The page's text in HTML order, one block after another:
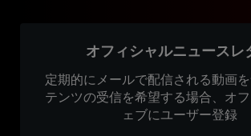
オフィシャルニュースレ
定期的にメールで配信される動画
テンツの受信を希望する場合、オ
ェブにユーザー登録